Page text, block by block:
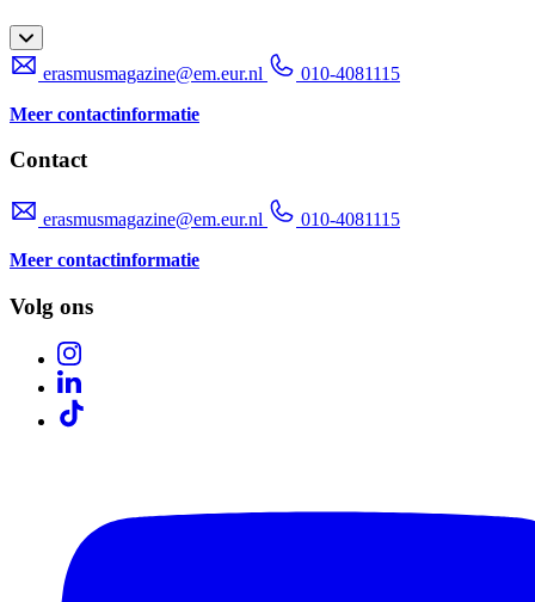
erasmusmagazine@em.eur.nl
010-4081115
Meer contactinformatie
Contact
erasmusmagazine@em.eur.nl
010-4081115
Meer contactinformatie
Volg ons